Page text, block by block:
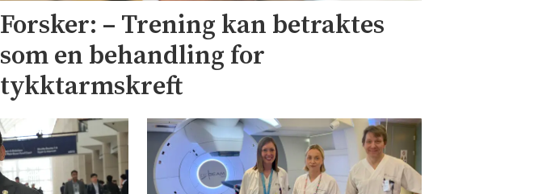
Forsker: – Trening kan betraktes
som en behandling for
tykktarmskreft